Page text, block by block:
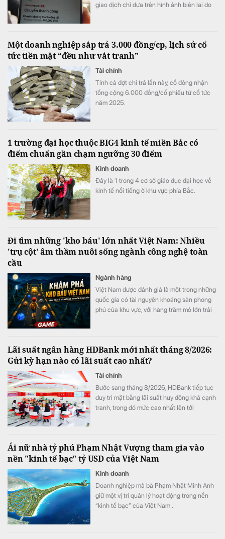
giao dịch chỉ dựa trên hình ảnh biên lai do
Một doanh nghiệp sắp trả 3.000 đồng/cp, lịch sử cổ
tức tiền mặt “đều như vắt tranh”
Tài chính
Tính cả đợt chi trả lần này, cổ đông nhận
tổng cộng 6.000 đồng/cổ phiếu từ cổ tức
năm 2025.
1 trường đại học thuộc BIG4 kinh tế miền Bắc có
điểm chuẩn gần chạm ngưỡng 30 điểm
Kinh doanh
Đây là 1 trong 4 cơ sở giáo dục đại học về
kinh tế nổi tiếng ở khu vực phía Bắc.
Đi tìm những 'kho báu' lớn nhất Việt Nam: Nhiều
'trụ cột' âm thầm nuôi sống ngành công nghệ toàn
cầu
Ngành hàng
Việt Nam được đánh giá là một trong những
quốc gia có tài nguyên khoáng sản phong
phú của khu vực, với hàng trăm mỏ lớn trải
Lãi suất ngân hàng HDBank mới nhất tháng 8/2026:
Gửi kỳ hạn nào có lãi suất cao nhất?
Tài chính
Bước sang tháng 8/2026, HDBank tiếp tục
duy trì mặt bằng lãi suất huy động khá cạnh
tranh, trong đó mức cao nhất lên tới
hạn.
Ái nữ nhà tỷ phú Phạm Nhật Vượng tham gia vào
nền "kinh tế bạc" tỷ USD của Việt Nam
Kinh doanh
Doanh nghiệp mà bà Phạm Nhật Minh Anh
giữ một vị trí quản lý hoạt động trong nền
“kinh tế bạc” của Việt Nam .